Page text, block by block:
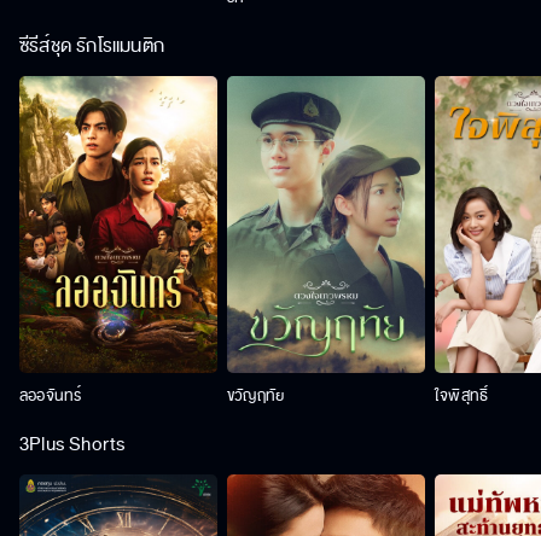
ซีรีส์ชุด รักโรแมนติก
ลออจันทร์ ขวัญฤทัย ใจพิสุทธิ์
3Plus Shorts